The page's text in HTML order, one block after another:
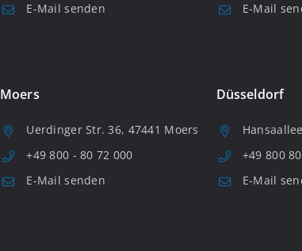
E-Mail senden
E-Mail
Moers
Uerdinger Str. 36, 47441 Moers
+49 800 - 80 72 000
E-Mail senden
Düsseldorf
+49 800
E-Mail